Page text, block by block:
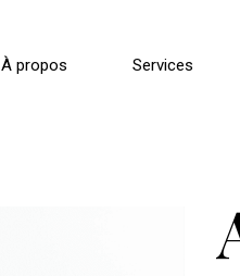
À propos Services